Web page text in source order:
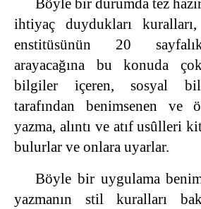
Böyle bir durumda tez
ihtiyaç duydukları
enstitüsünün 20
arayacağına bu konuda
bilgiler içeren, sosyal
tarafından benimsenen ve
yazma, alıntı ve atıf usûlleri
bulurlar ve onlara uyarlar.
Böyle bir uygulama
yazmanın stil kuralları